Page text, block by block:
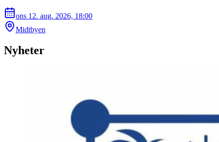
ons 12. aug. 2026, 18:00
Midtbyen
Nyheter